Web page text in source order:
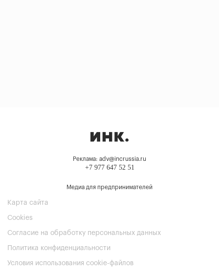
Реклама: adv@incrussia.ru
+7 977 647 52 51
Медиа для предпринимателей
Карта сайта
Cookies
Согласие на обработку персональных данных
Политика конфиденциальности
Условия использования cookie-файлов